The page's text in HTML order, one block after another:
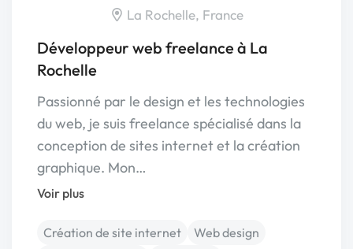
La Rochelle, France
Développeur web freelance à La
Rochelle
Passionné par le design et les technologies
du web, je suis freelance spécialisé dans la
conception de sites internet et la création
graphique. Mon…
Voir plus
Création de site internet
Web design